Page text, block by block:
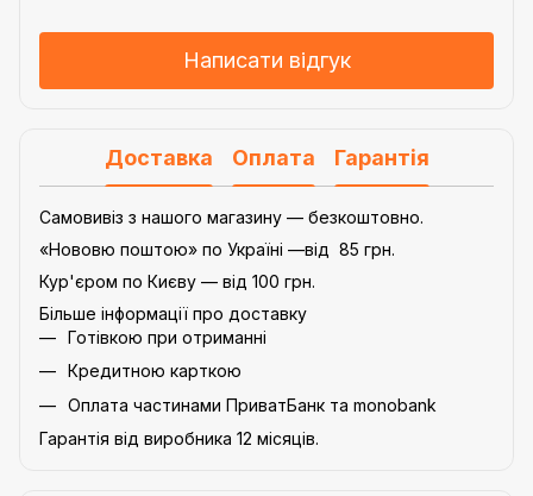
Написати відгук
Доставка Оплата Гарантія
Самовивіз з нашого магазину — безкоштовно.
«Нововю поштою» по Україні —від 85 грн.
Кур'єром по Києву — від 100 грн.
Більше інформації про доставку
Готівкою при отриманні
Кредитною карткою
Оплата частинами ПриватБанк та monobank
Гарантія від виробника 12 місяців.